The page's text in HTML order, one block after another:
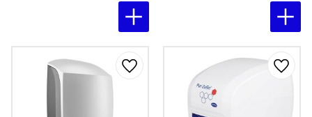
Gem som favorit Gem